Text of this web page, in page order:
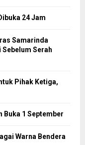
24 Jam
Samarinda
Serah
Pihak Ketiga,
Buka 1 September
Warna Bendera